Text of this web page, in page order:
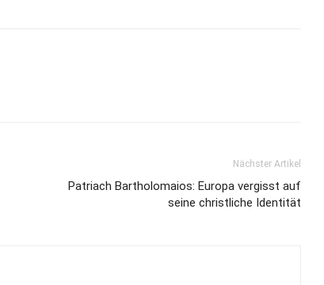
Nächster Artikel
Patriach Bartholomaios: Europa vergisst auf
seine christliche Identität